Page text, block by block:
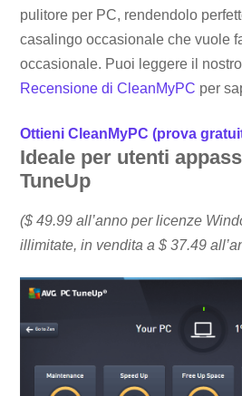
pulitore per PC, rendendolo
casalingo occasionale che vuole
occasionale. Puoi leggere il
Recensione di CleanMyPC per
Ottieni CleanMyPC (prova
Ideale per utenti
TuneUp
($ 49.99 all’anno per licenze
illimitate, in vendita a $ 37.49